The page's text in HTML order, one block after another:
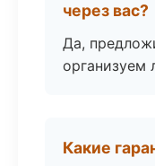
через вас?
Да,
организуем
Какие